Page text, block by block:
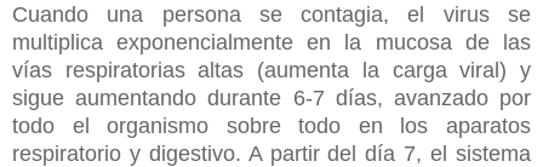
Cuando una persona se contagia, el virus se
multiplica exponencialmente en la mucosa de las
vías respiratorias altas (aumenta la carga viral) y
sigue aumentando durante 6-7 días, avanzado por
todo el organismo sobre todo en los aparatos
respiratorio y digestivo. A partir del día 7, el sistema